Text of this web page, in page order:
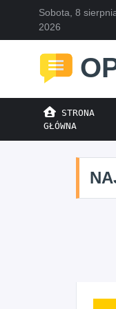
Sobota, 8
2026
STRONA
GŁÓWNA